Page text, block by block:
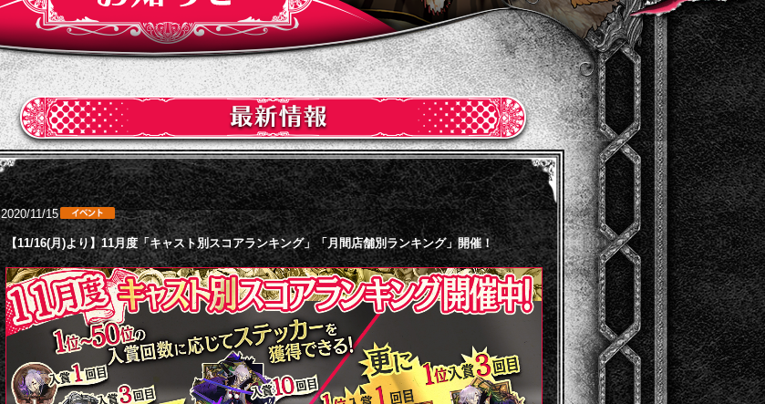
2020/11/15
【11/16(月)より】11月度「キャスト別スコアランキング」「月間店舗別ランキング」開催！